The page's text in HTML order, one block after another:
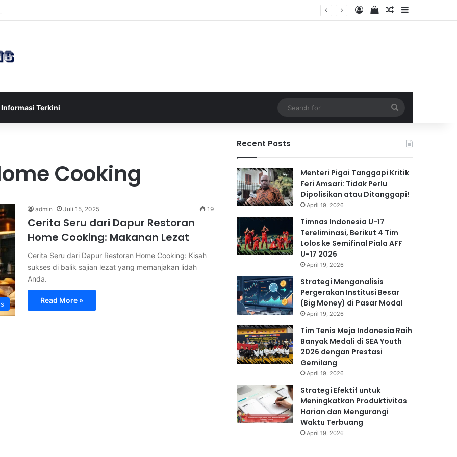
Log InView your
Random Article
Sidebar
Informasi Terkini
for
Cooking
admin Juli 15, 2025 19
Cerita Seru dari Dapur Restoran
Home Cooking: Makanan Lezat
Cerita Seru dari Dapur Restoran Home Cooking: Kisah
sukses di balik sajian lezat yang memanjakan lidah
Anda.
Read More »
Recent Posts
Menteri Pigai Tanggapi Kritik
Feri Amsari: Tidak Perlu
Dipolisikan atau Ditanggapi!
April 19, 2026
Timnas Indonesia U-17
Tereliminasi, Berikut 4 Tim
Lolos ke Semifinal Piala AFF
U-17 2026
April 19, 2026
Strategi Menganalisis
Pergerakan Institusi Besar
(Big Money) di Pasar Modal
April 19, 2026
Tim Tenis Meja Indonesia Raih
Banyak Medali di SEA Youth
2026 dengan Prestasi
Gemilang
April 19, 2026
Strategi Efektif untuk
Meningkatkan Produktivitas
Harian dan Mengurangi
Waktu Terbuang
April 19, 2026